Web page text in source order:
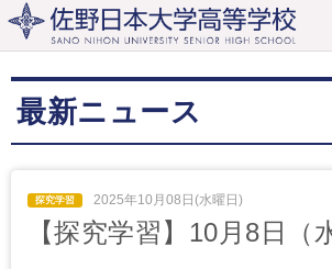
最新ニュース
2025年10月08日(水曜日)
【探究学習】10月8日（